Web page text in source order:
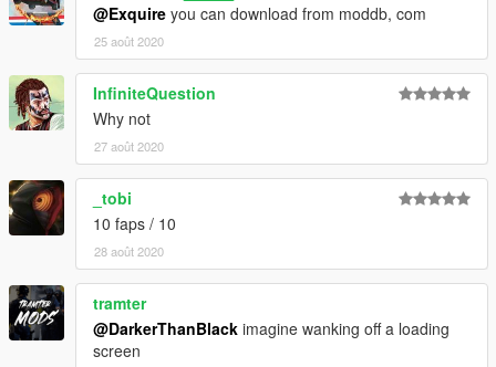
@Exquire you can download from moddb, com
25 août 2020
InfiniteQuestion
Why not
27 août 2020
_tobi
10 faps / 10
28 août 2020
tramter
@DarkerThanBlack imagine wanking off a loading
screen